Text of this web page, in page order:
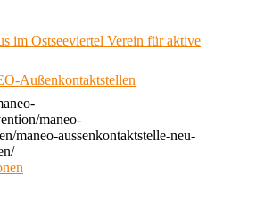
im Ostseeviertel Verein für aktive
Außenkontaktstellen
maneo-
maneo-aussenkontaktstelle-neu-